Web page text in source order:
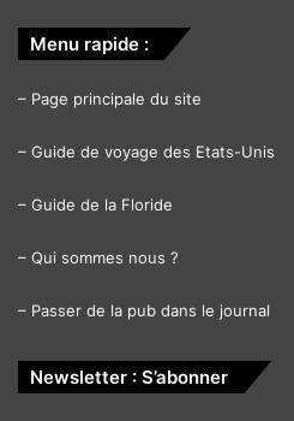
Menu rapide :
– Page principale du site
– Guide de voyage des Etats-Unis
– Guide de la Floride
– Qui sommes nous ?
– Passer de la pub dans le journal
Newsletter : S’abonner